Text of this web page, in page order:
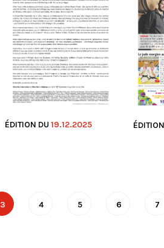
ÉDITION DU19.12.2025
3 4 5 6 7